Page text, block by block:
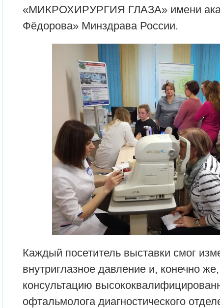
«МИКРОХИРУРГИЯ ГЛАЗА» имени
Фёдорова» Минздрава России.
Каждый посетитель выставки смог
внутриглазное давление и, конечно
консультацию
офтальмолога диагностического